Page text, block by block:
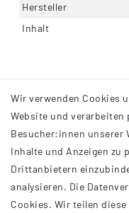
Hersteller
Inhalt
INFORMATIONEN
Wir verwenden Cookies
Website und verarbeiten
Besucher:innen unserer
Inhalte und Anzeigen zu
Drittanbietern
analysieren. Die
Cookies. Wir teilen